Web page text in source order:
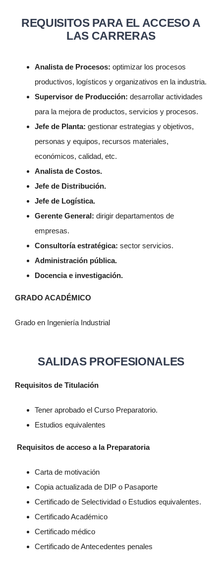
REQUISITOS PARA EL ACCESO A
LAS CARRERAS
Analista de Procesos: optimizar los procesos
productivos, logísticos y organizativos en la industria.
Supervisor de Producción: desarrollar actividades
para la mejora de productos, servicios y procesos.
Jefe de Planta: gestionar estrategias y objetivos,
personas y equipos, recursos materiales,
económicos, calidad, etc.
Analista de Costos.
Jefe de Distribución.
Jefe de Logística.
Gerente General: dirigir departamentos de
empresas.
Consultoría estratégica: sector servicios.
Administración pública.
Docencia e investigación.
GRADO ACADÉMICO
Grado en Ingeniería Industrial
SALIDAS PROFESIONALES
Requisitos de Titulación
Tener aprobado el Curso Preparatorio.
Estudios equivalentes
Requisitos de acceso a la Preparatoria
Carta de motivación
Copia actualizada de DIP o Pasaporte
Certificado de Selectividad o Estudios equivalentes.
Certificado Académico
Certificado médico
Certificado de Antecedentes penales